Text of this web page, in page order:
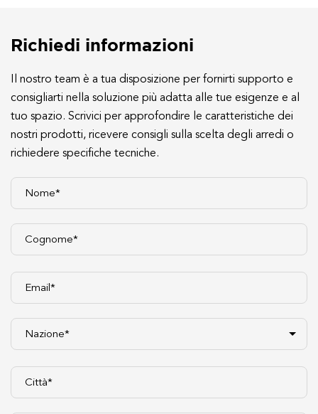
Richiedi informazioni
Il nostro team è a tua disposizione per fornirti supporto e
consigliarti nella soluzione più adatta alle tue esigenze e al
tuo spazio. Scrivici per approfondire le caratteristiche dei
nostri prodotti, ricevere consigli sulla scelta degli arredi o
richiedere specifiche tecniche.